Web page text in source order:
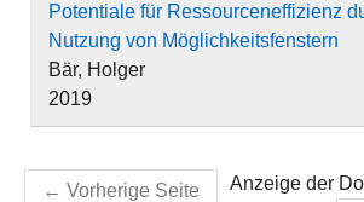
Potentiale für Ressourceneffizienz
Nutzung von Möglichkeitsfenstern
Bär, Holger
2019
← Vorherige Seite
Anzeige der